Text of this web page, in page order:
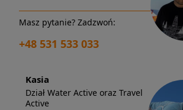
Masz pytanie? Zadzwoń:
+48 531 533 033
Kasia
Dział Water Active oraz Travel
Active